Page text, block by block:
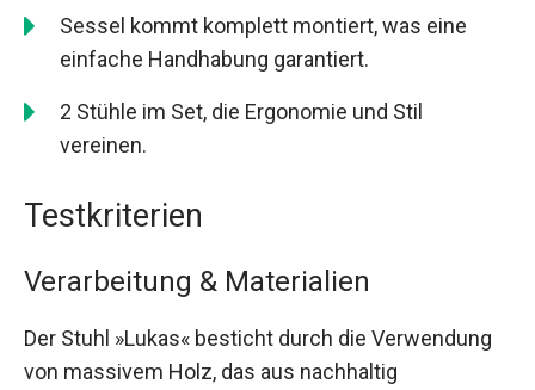
Sessel kommt komplett montiert, was eine
einfache Handhabung garantiert.
2 Stühle im Set, die Ergonomie und Stil
vereinen.
Testkriterien
Verarbeitung & Materialien
Der Stuhl »Lukas« besticht durch die Verwendung
von massivem Holz, das aus nachhaltig